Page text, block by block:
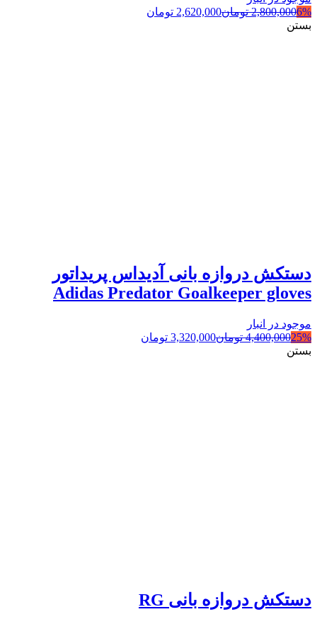
6%
2,800,000 تومان2,620,000 تومان
بستن
دستکش دروازه بانی آدیداس پریداتور
Adidas Predator Goalkeeper gloves
موجود در انبار
25%
4,400,000 تومان3,320,000 تومان
بستن
دستکش دروازه بانی RG